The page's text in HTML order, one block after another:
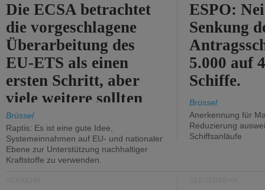
Die ECSA betrachtet
die vorgeschlagene
Überarbeitung des
EU-ETS als einen
ersten Schritt, aber
viele weitere sollten
folgen.
Brüssel
Raptis: Es ist eine gute Idee,
Systemeinnahmen auf EU- und nationaler
Ebene zur Unterstützung nachhaltiger
Kraftstoffe zu verwenden.
ESPO:
Senkung
5.000 auf
Schiffe.
Brüssel
Anerkennung für
Reduzierung
Schiffsanläufe